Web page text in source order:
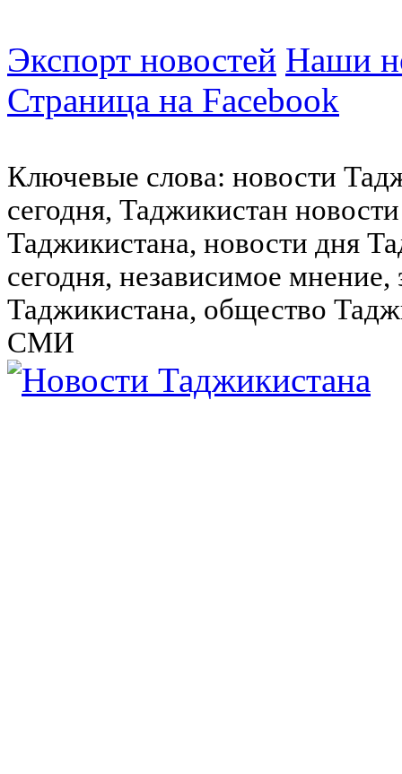
Экспорт новостей Наши
Страница на Facebook
Ключевые слова: новости
сегодня, Таджикистан
Таджикистана, новости дня
сегодня, независимое
Таджикистана, общество
СМИ